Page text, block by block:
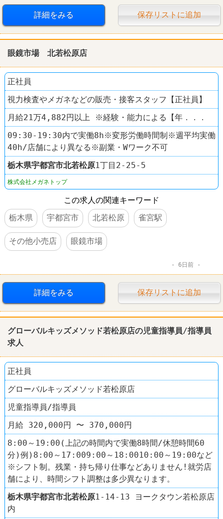
詳細をみる 保存リストに追加
眼鏡市場 北若松原店
正社員
視力検査やメガネなどの販売・接客スタッフ【正社員】
月給21万4,882円以上 ※経験・能力による【年．．．
09:30-19:30内で実働8h※変形労働時間制※週平均実働
40h/店舗により異なる※副業・Wワーク不可
栃木県宇都宮市北若松原1丁目2-25-5
株式会社メガネトップ
この求人の関連キーワード
栃木県
宇都宮市 北若松原 雀宮駅
その他小売店 眼鏡市場
6日前
詳細をみる 保存リストに追加
グローバルキッズメソッド若松原店の児童指導員/指導員
求人
正社員
グローバルキッズメソッド若松原店
児童指導員/指導員
月給 320,000円 〜 370,000円
8:00～19:00(上記の時間内で実働8時間/休憩時間60
分)例)8:00～17:009:00～18:0010:00～19:00など
※シフト制。残業・持ち帰り仕事などありません!就労店
舗により、時間シフト調整は多少異なります。
栃木県宇都宮市北若松原1-14-13 ヨークタウン若松原店
内